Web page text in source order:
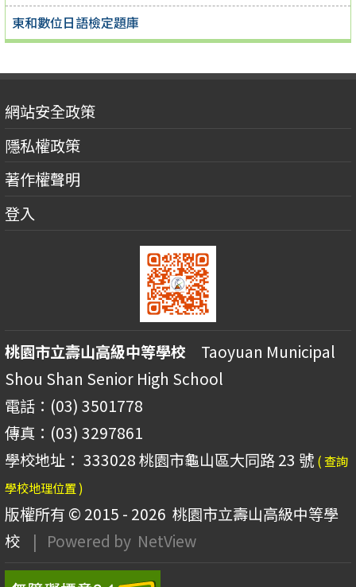
東和數位日語檢定題庫
網站安全政策
隱私權政策
著作權聲明
登入
桃園市立壽山高級中等學校 Taoyuan Municipal
Shou Shan Senior High School
電話：(03) 3501778
傳真：(03) 3297861
學校地址： 333028 桃園市龜山區大同路 23 號 ( 查詢
學校地理位置 )
版權所有 © 2015 - 2026 桃園市立壽山高級中等學
校
| Powered by NetView